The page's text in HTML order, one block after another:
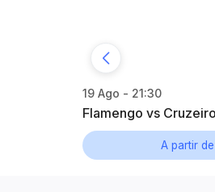
19 Ago - 21:30
Flamengo vs Cruzeiro
A partir